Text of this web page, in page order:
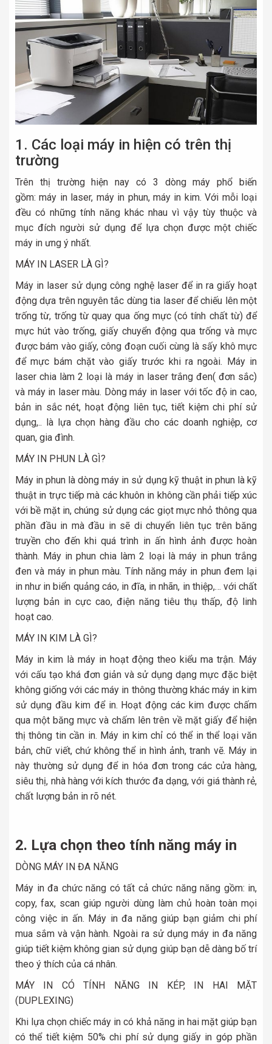
1. Các loại máy in hiện có trên thị
trường
Trên thị trường hiện nay có 3 dòng máy phổ biến
gồm: máy in laser, máy in phun, máy in kim. Với mỗi loại
đều có những tính năng khác nhau vì vậy tùy thuộc và
mục đích người sử dụng để lựa chọn được một chiếc
máy in ưng ý nhất.
MÁY IN LASER LÀ GÌ?
Máy in laser sử dụng công nghệ laser để in ra giấy hoạt
động dựa trên nguyên tắc dùng tia laser để chiếu lên một
trống từ, trống từ quay qua ống mực (có tính chất từ) để
mực hút vào trống, giấy chuyển động qua trống và mực
được bám vào giấy, công đoạn cuối cùng là sấy khô mực
để mực bám chặt vào giấy trước khi ra ngoài. Máy in
laser chia làm 2 loại là máy in laser trắng đen( đơn sắc)
và máy in laser màu. Dòng máy in laser với tốc độ in cao,
bản in sắc nét, hoạt động liên tục, tiết kiệm chi phí sử
dụng,.. là lựa chọn hàng đầu cho các doanh nghiệp, cơ
quan, gia đình.
MÁY IN PHUN LÀ GÌ?
Máy in phun là dòng máy in sử dụng kỹ thuật in phun là kỹ
thuật in trực tiếp mà các khuôn in không cần phải tiếp xúc
với bề mặt in, chúng sử dụng các giọt mực nhỏ thông qua
phần đầu in mà đầu in sẽ di chuyển liên tục trên băng
truyền cho đến khi quá trình in ấn hình ảnh được hoàn
thành. Máy in phun chia làm 2 loại là máy in phun trắng
đen và máy in phun màu. Tính năng máy in phun đem lại
in như in biển quảng cáo, in đĩa, in nhãn, in thiệp,… với chất
lượng bản in cực cao, điện năng tiêu thụ thấp, độ linh
hoạt cao.
MÁY IN KIM LÀ GÌ?
Máy in kim là máy in hoạt động theo kiểu ma trận. Máy
với cấu tạo khá đơn giản và sử dụng dạng mực đặc biệt
không giống với các máy in thông thường khác máy in kim
sử dụng đầu kim để in. Hoạt động các kim được chấm
qua một băng mực và chấm lên trên về mặt giấy để hiện
thị thông tin cần in. Máy in kim chỉ có thể in thể loại văn
bản, chữ viết, chứ không thể in hình ảnh, tranh vẽ. Máy in
này thường sử dụng để in hóa đơn trong các cửa hàng,
siêu thị, nhà hàng với kích thước đa dạng, với giá thành rẻ,
chất lượng bản in rõ nét.
2. Lựa chọn theo tính năng máy in
DÒNG MÁY IN ĐA NĂNG
Máy in đa chức năng có tất cả chức năng năng gồm: in,
copy, fax, scan giúp người dùng làm chủ hoàn toàn mọi
công việc in ấn. Máy in đa năng giúp bạn giảm chi phí
mua sắm và vận hành. Ngoài ra sử dụng máy in đa năng
giúp tiết kiệm không gian sử dụng giúp bạn dễ dàng bố trí
theo ý thích của cá nhân.
MÁY IN CÓ TÍNH NĂNG IN KÉP, IN HAI MẶT
(DUPLEXING)
Khi lựa chọn chiếc máy in có khả năng in hai mặt giúp bạn
có thể tiết kiệm 50% chi phí sử dụng giấy in góp phần